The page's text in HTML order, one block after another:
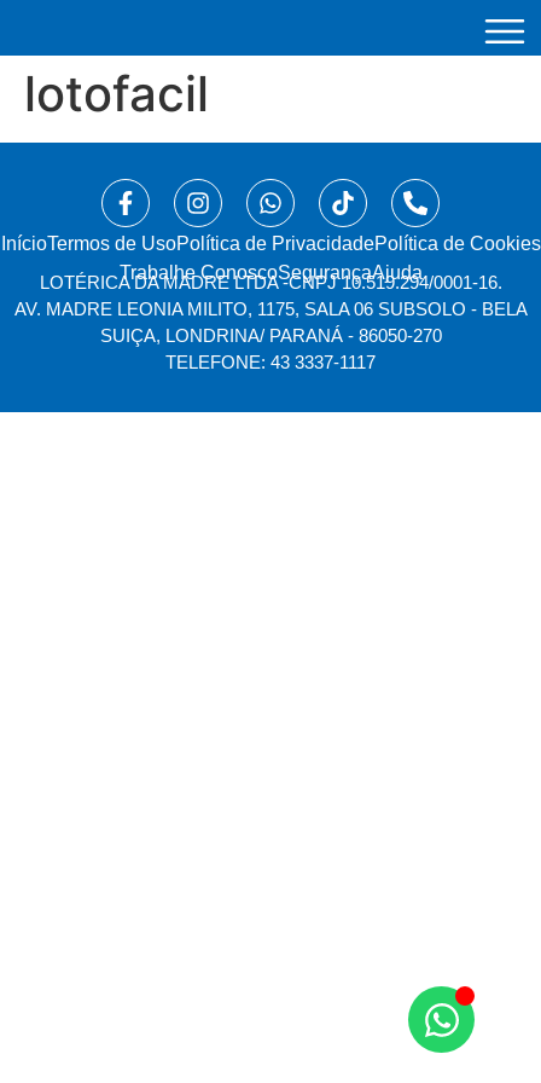
lotofacil
Início⁠Termos de UsoPolítica de PrivacidadePolítica de Cookies
Trabalhe ConoscoSegurançaAjuda
LOTÉRICA DA MADRE LTDA -CNPJ 10.519.294/0001-16.
AV. MADRE LEONIA MILITO, 1175, SALA 06 SUBSOLO - BELA
SUIÇA, LONDRINA/ PARANÁ - 86050-270
TELEFONE: 43 3337-1117